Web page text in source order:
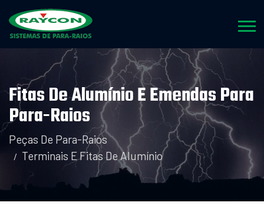
Fitas De Alumínio E Emendas Para
Para-Raios
Peças De Para-Raios
Terminais E Fitas De Alumínio